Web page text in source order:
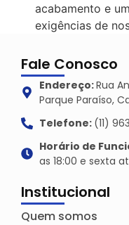
acabamento e
exigências de
Fale Conosco
Endereço:Rua
Parque Paraíso,
Telefone: (11)
Horário de
as 18:00 e sexta
Institucional
Quem somos